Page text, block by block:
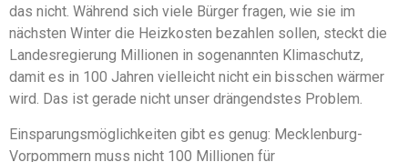
das nicht. Während sich viele Bürger fragen, wie sie im
nächsten Winter die Heizkosten bezahlen sollen, steckt die
Landesregierung Millionen in sogenannten Klimaschutz,
damit es in 100 Jahren vielleicht nicht ein bisschen wärmer
wird. Das ist gerade nicht unser drängendstes Problem.
Einsparungsmöglichkeiten gibt es genug: Mecklenburg-
Vorpommern muss nicht 100 Millionen für